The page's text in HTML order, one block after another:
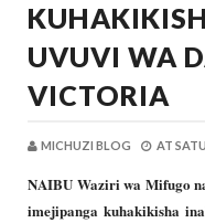
UVUVI WA
VICTORIA
MICHUZI BLOG AT
NAIBU Waziri wa Mifugo
imejipanga kuhakikisha